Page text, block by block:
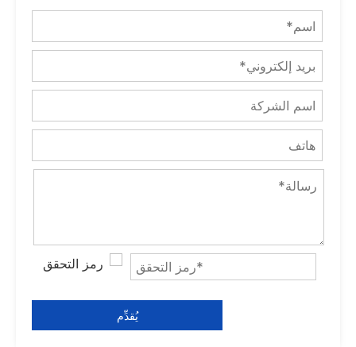
يُقدِّم